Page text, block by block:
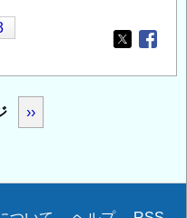
Opens in
次
ー
››